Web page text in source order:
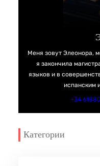
Меня зовут Элеонора,
я закончила
языков и в
испанским
+34
Категории